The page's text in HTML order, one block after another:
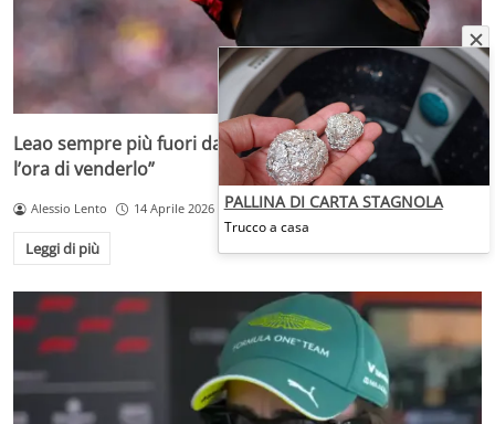
Leao sempre più fuori dal Milan di Allegri: “Non vedono
l’ora di venderlo”
Alessio Lento 14 Aprile 2026
Leggi di più
PALLINA DI CARTA STAGNOLA
Trucco a casa